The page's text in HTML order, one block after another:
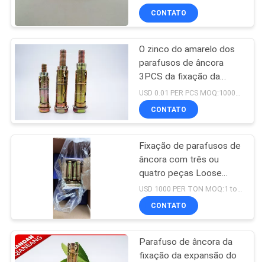
DA
QUALIDADE
CONTACTE-
NOS
CITAÇÕES
MAPA
DO
Gota na âncora
Parafuso de âncora
da expansão
54
para o concreto
CONTATO
O zinco do amarelo dos
parafusos de âncora
3PCS da fixação da
expansão de M6 M10
chapeou o material do
ferro do revestimento
CONTATO
Fixação de parafusos de
âncora com três ou
quatro peças Loose
parafusos Shield Anchor
Amarelo zinco revestido
parafusos de fixação de
USD 1000 PER TON MOQ:1 tonelada
CONTATO
Parafuso de âncora da
fixação da expansão do